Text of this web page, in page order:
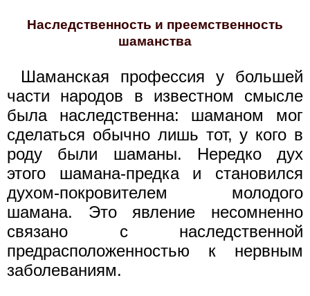
Наследственность и преемственность
шаманства
Шаманская профессия у большей
части народов в известном смысле
была наследственна: шаманом мог
сделаться обычно лишь тот, у кого в
роду были шаманы. Нередко дух
этого шамана-предка и становился
духом-покровителем молодого
шамана. Это явление несомненно
связано с наследственной
предрасположенностью к нервным
заболеваниям.